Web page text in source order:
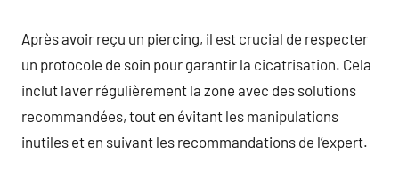
Après avoir reçu un piercing, il est crucial de respecter
un protocole de soin pour garantir la cicatrisation. Cela
inclut laver régulièrement la zone avec des solutions
recommandées, tout en évitant les manipulations
inutiles et en suivant les recommandations de l’expert.